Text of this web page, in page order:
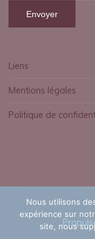
Liens
Mentions légales
Politique de
Nous utilisons
expérience sur
site, nous